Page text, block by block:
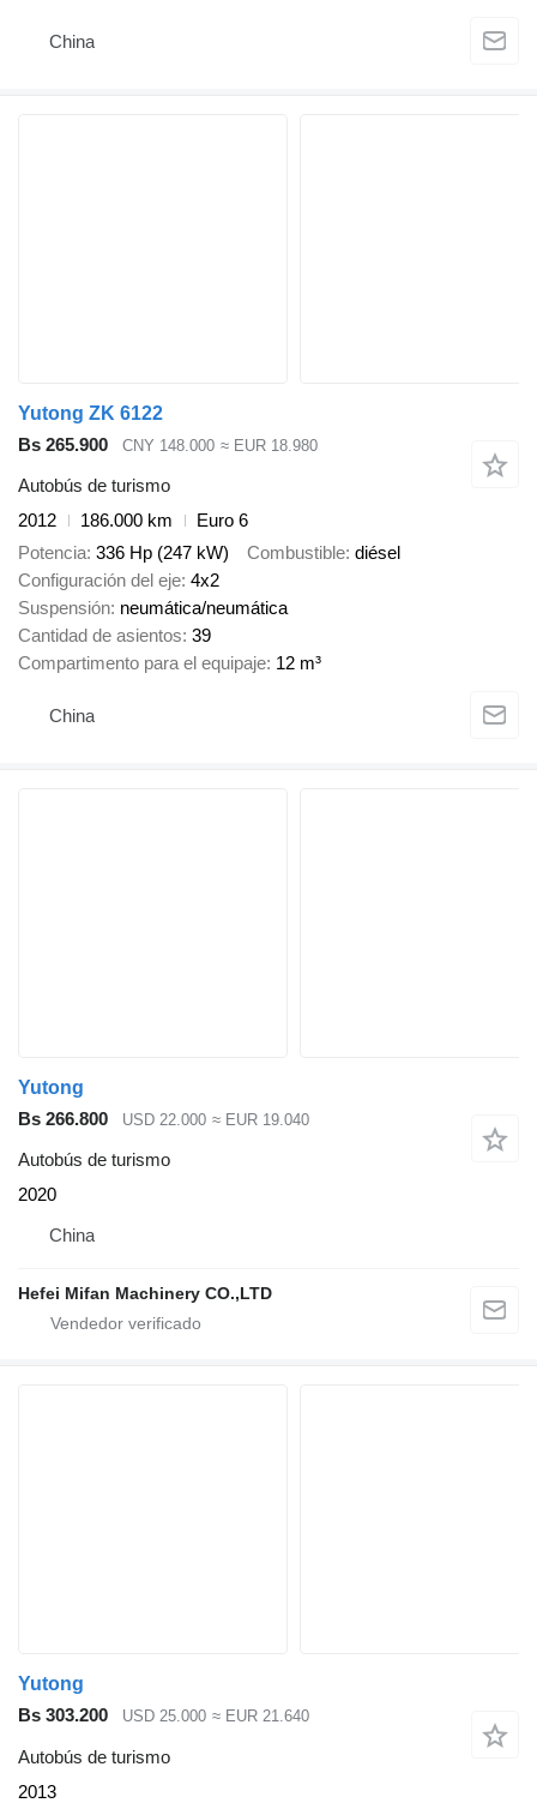
China
Yutong ZK 6122
Bs 265.900
CNY 148.000 ≈ EUR 18.980
Autobús de turismo
2012
186.000 km
Euro 6
Potencia 336 Hp (247 kW) Combustible diésel
Configuración del eje 4x2
Suspensión neumática/neumática
Cantidad de asientos 39
Compartimento para el equipaje 12 m³
China
Yutong
Bs 266.800
USD 22.000 ≈ EUR 19.040
Autobús de turismo
2020
China
Hefei Mifan Machinery CO.,LTD
Yutong
Bs 303.200
USD 25.000 ≈ EUR 21.640
Autobús de turismo
2013